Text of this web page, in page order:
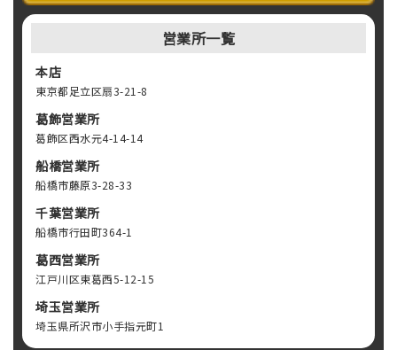
営業所一覧
本店
東京都足立区扇3-21-8
葛飾営業所
葛飾区西水元4-14-14
船橋営業所
船橋市藤原3-28-33
千葉営業所
船橋市行田町364-1
葛西営業所
江戸川区東葛西5-12-15
埼玉営業所
埼玉県所沢市小手指元町1